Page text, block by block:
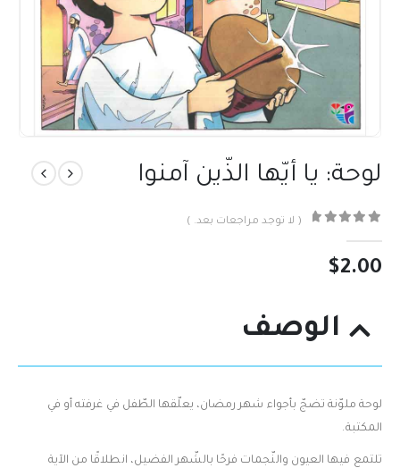
لوحة: يا أيّها الذّين آمنوا
( لا توجد مراجعات بعد. )
$2.00
الوصف
لوحة ملوّنة تضجّ بأجواء شهر رمضان، يعلّقها الطّفل في غرفته أو في
المكتبة.
تلتمع فيها العيون والنّجمات فرحًا بالشّهر الفضيل، انطلاقًا من الآية